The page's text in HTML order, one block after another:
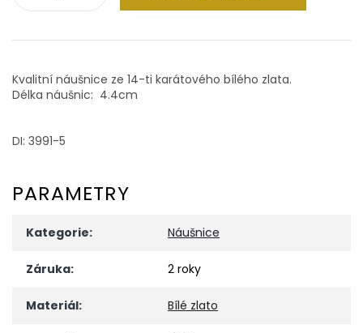
Kvalitní náušnice ze 14-ti karátového bílého zlata.
Délka náušnic: 4.4cm
DI: 3991-5
PARAMETRY
Kategorie: Náušnice
Záruka: 2 roky
Materiál: Bílé zlato